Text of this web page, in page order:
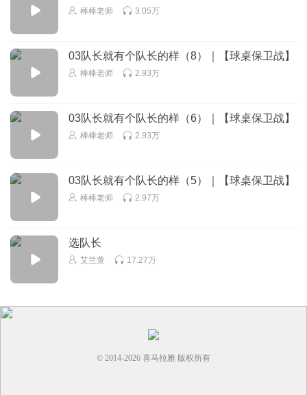
棒棒老师 3.05万
03队长就有个队长的样（8）｜【球桌保卫战】
棒棒老师 2.93万
03队长就有个队长的样（6）｜【球桌保卫战】
棒棒老师 2.93万
03队长就有个队长的样（5）｜【球桌保卫战】
棒棒老师 2.97万
选队长
艾兰萱 17.27万
© 2014-2026 喜马拉雅 版权所有